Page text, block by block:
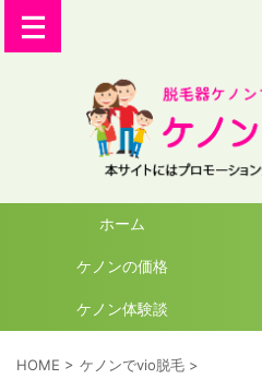
ホーム
ケノンの価格
ケノン体験談
HOME > ケノンでvio脱毛 >